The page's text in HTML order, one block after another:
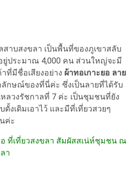
สาบสงขลา เป็นพื้นที่ของภูเขาสลับ
ประมาณ 4,000 คน ส่วนใหญ่จะมี
ที่มีชื่อเสียงอย่าง ผ้าทอเกาะยอ ลาย
ลักษณ์ของที่นี่ค่ะ ซึ่งเป็นลายที่ได้รับ
ลวงรัชกาลที่ 7 ค่ะ เป็นชุมชนที่ยัง
งเดิมเอาไว้ และมีที่เที่ยวสวยๆ
ค่ะ
อ ที่เที่ยวสงขลา สัมผัสสเน่ห์ชุมชน ณ
า